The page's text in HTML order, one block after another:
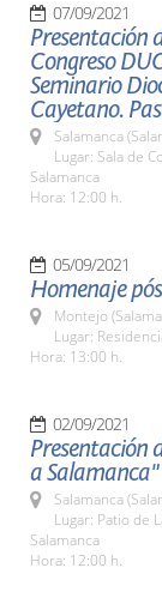
07/09/2021
Presentación
Congreso
Seminario
Cayetano.
Salamanca
Lugar: Sala de
Salamanca
Hora: 12:00 h.
05/09/2021
Homenaje
Montejo
Lugar:
Hora: 13:00 h.
02/09/2021
Presentación
a Salamanca"
Salamanca
Lugar: Patio de
Salamanca
Hora: 12:00 h.